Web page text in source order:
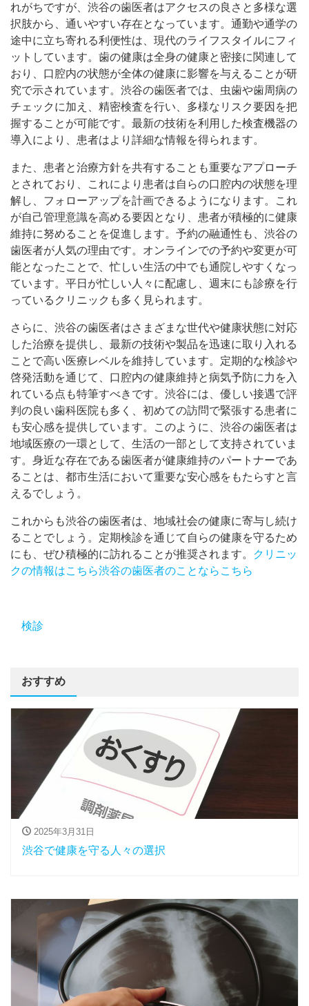
れがちですが、渋谷の歯医者はアクセスの良さと多様な選
択肢から、通いやすい存在となっています。通勤や通学の
途中に立ち寄れる利便性は、現代のライフスタイルにフィ
ットしています。歯の健康は全身の健康と密接に関連して
おり、口腔内の状態が全体の健康に影響を与えることが研
究で示されています。渋谷の歯医者では、虫歯や歯周病の
チェックに加え、精密検査を行い、多様なリスク要因を把
握することが可能です。最新の技術を利用した検査機器の
導入により、患者はより詳細な情報を得られます。
また、患者と治療方針を共有することも重要なアプローチ
とされており、これにより患者は自らの口腔内の状態を理
解し、フォローアップを計画できるようになります。これ
が自己管理意識を高める要因となり、患者が積極的に健康
維持に努めることを促進します。予約の融通性も、渋谷の
歯医者が人気の理由です。オンラインでの予約や変更が可
能となったことで、忙しい生活の中でも通院しやすくなっ
ています。平日が忙しい人々に配慮し、週末にも診療を行
っているクリニックも多く見られます。
さらに、渋谷の歯医者はさまざまな世代や健康状態に対応
した治療を提供し、最新の技術や製品を迅速に取り入れる
ことで高い医療レベルを維持しています。定期的な検診や
啓発活動を通じて、口腔内の健康維持と病気予防に力を入
れている点も特筆すべきです。渋谷には、優しい接遇で評
判の良い歯科医院も多く、初めての訪問で緊張する患者に
も安心感を提供しています。このように、渋谷の歯医者は
地域医療の一環として、生活の一部として支持されていま
す。身近な存在である歯医者が健康維持のパートナーであ
ることは、都市生活において重要な安心感をもたらすと言
えるでしょう。
これからも渋谷の歯医者は、地域社会の健康に寄与し続け
ることでしょう。定期検診を通じて自らの健康を守るため
にも、ぜひ積極的に訪れることが推奨されます。
クリニッ
クの情報はこちら渋谷の歯医者のことならこちら
検診
おすすめ
2025年3月31日
渋谷で健康を守る人々の選択